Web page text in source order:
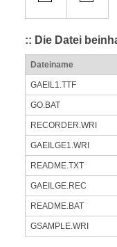
:: Die Datei
Dateiname
GAEIL1.TTF
GO.BAT
RECORDER.WRI
GAEILGE1.WRI
README.TXT
GAEILGE.REC
README.BAT
GSAMPLE.WRI